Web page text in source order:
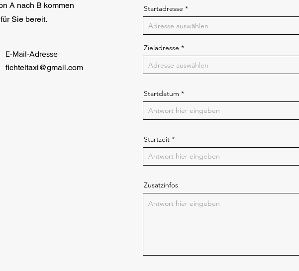
A nach B kommen
Sie bereit.
​E-Mail-Adresse
fichteltaxi@gmail.com
Startadresse
Zieladresse
Startdatum
Startzeit
Zusatzinfos